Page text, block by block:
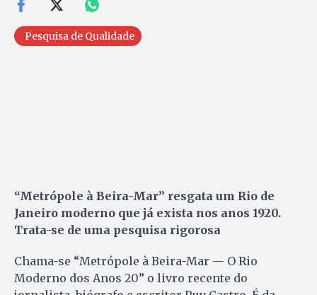
Pesquisa de Qualidade
“Metrópole à Beira-Mar” resgata um Rio de
Janeiro moderno que já exista nos anos 1920.
Trata-se de uma pesquisa rigorosa
Chama-se “Metrópole à Beira-Mar — O Rio
Moderno dos Anos 20” o livro recente do